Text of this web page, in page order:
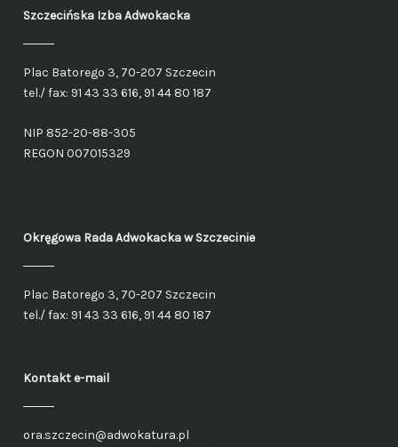
Szczecińska Izba Adwokacka
Plac Batorego 3, 70-207 Szczecin
tel./ fax: 91 43 33 616, 91 44 80 187
NIP 852-20-88-305
REGON 007015329
Okręgowa Rada Adwokackaw Szczecinie
Plac Batorego 3, 70-207 Szczecin
tel./ fax: 91 43 33 616, 91 44 80 187
Kontakt e-mail
ora.szczecin@adwokatura.pl